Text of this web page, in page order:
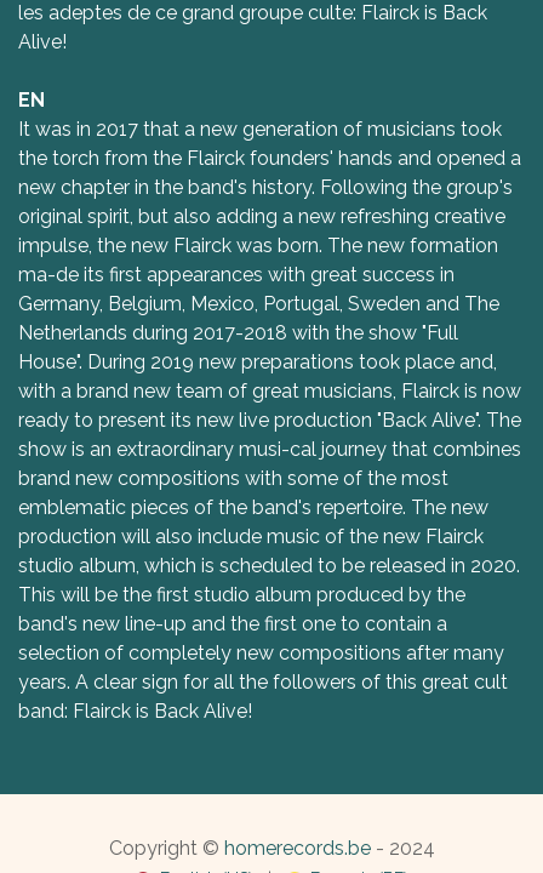
les adeptes de ce grand groupe culte: Flairck is Back
Alive!
EN
It was in 2017 that a new generation of musicians took
the torch from the Flairck founders' hands and opened a
new chapter in the band's history. Following the group's
original spirit, but also adding a new refreshing creative
impulse, the new Flairck was born. The new formation
ma-de its first appearances with great success in
Germany, Belgium, Mexico, Portugal, Sweden and The
Netherlands during 2017-2018 with the show "Full
House". During 2019 new preparations took place and,
with a brand new team of great musicians, Flairck is now
ready to present its new live production "Back Alive". The
show is an extraordinary musi-cal journey that combines
brand new compositions with some of the most
emblematic pieces of the band's repertoire. The new
production will also include music of the new Flairck
studio album, which is scheduled to be released in 2020.
This will be the first studio album produced by the
band's new line-up and the first one to contain a
selection of completely new compositions after many
years. A clear sign for all the followers of this great cult
band: Flairck is Back Alive!
Copyright © homerecords.be- 2024